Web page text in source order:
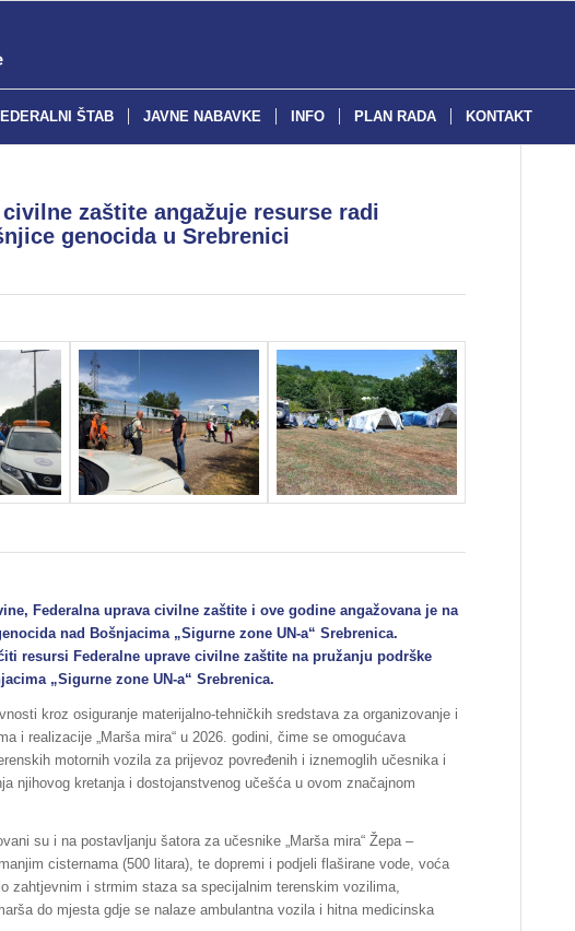
ŠTAB JAVNE NABAVKE INFO PLAN RADA KONTAKT
zaštite angažuje resurse radi
genocida u Srebrenici
Federalna uprava civilne zaštite i ove godine angažovana je na
nad Bošnjacima „Sigurne zone UN-a“ Srebrenica.
resursi Federalne uprave civilne zaštite na pružanju podrške
„Sigurne zone UN-a“ Srebrenica.
kroz osiguranje materijalno-tehničkih sredstava za organizovanje i
i realizacije „Marša mira“ u 2026. godini, čime se omogućava
motornih vozila za prijevoz povređenih i iznemoglih učesnika i
njihovog kretanja i dostojanstvenog učešća u ovom značajnom
su i na postavljanju šatora za učesnike „Marša mira“ Žepa –
cisternama (500 litara), te dopremi i podjeli flaširane vode, voća
zahtjevnim i strmim staza sa specijalnim terenskim vozilima,
do mjesta gdje se nalaze ambulantna vozila i hitna medicinska